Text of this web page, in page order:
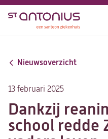
Overslaan
inhoud
Nieuwsoverzicht
13 februari 2025
Dankzij
school redde